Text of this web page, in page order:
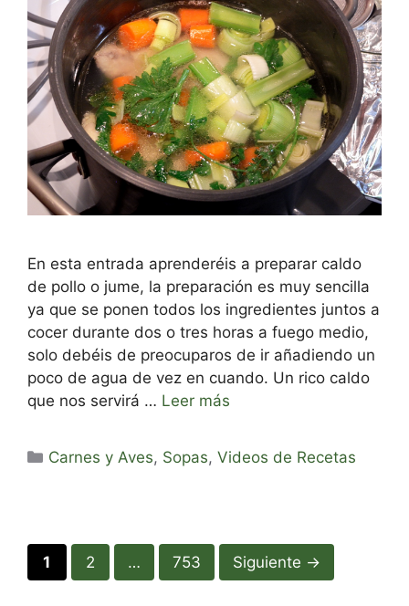
En esta entrada aprenderéis a preparar caldo
de pollo o jume, la preparación es muy sencilla
ya que se ponen todos los ingredientes juntos a
cocer durante dos o tres horas a fuego medio,
solo debéis de preocuparos de ir añadiendo un
poco de agua de vez en cuando. Un rico caldo
que nos servirá … Leer más
Categorías
Carnes y Aves, Sopas,Videos de Recetas
Página
1 Página
2 … Página
753 Siguiente →